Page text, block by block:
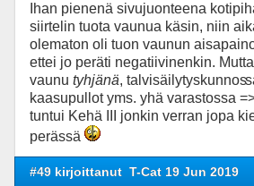
Ihan pienenä sivujuonteena
siirtelin tuota vaunua käsin, niin
olematon oli tuon vaunun
ettei jo peräti negatiivinenkin.
vaunu tyhjänä, talvisäilytyskunnos
kaasupullot yms. yhä varastossa
tuntui Kehä III jonkin verran jopa
perässä
#49 kirjoittanut T-Cat 19 Jun 2019